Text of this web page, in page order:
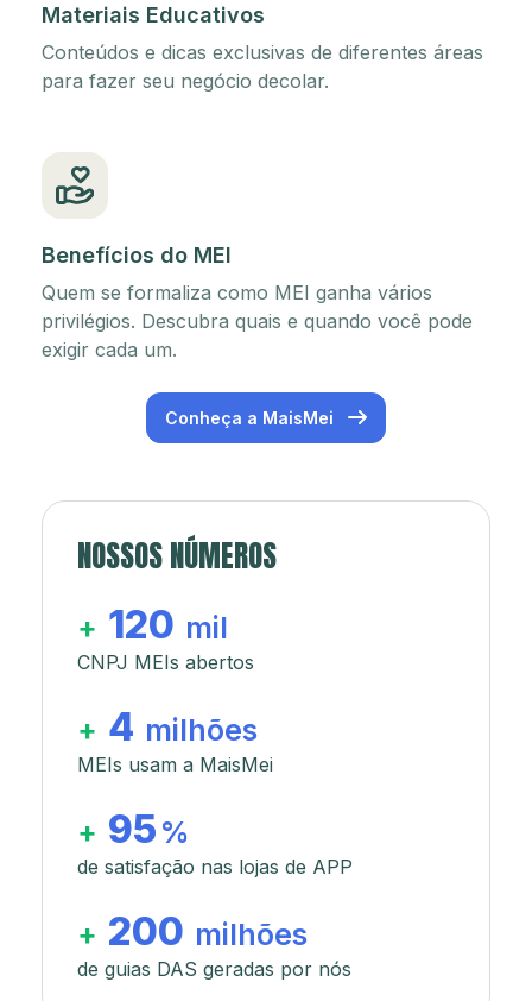
Materiais Educativos
Conteúdos e dicas exclusivas de diferentes áreas
para fazer seu negócio decolar.
Benefícios do MEI
Quem se formaliza como MEI ganha vários
privilégios. Descubra quais e quando você pode
exigir cada um.
Conheça a MaisMei
NOSSOS NÚMEROS
+ 120 mil
CNPJ MEIs abertos
+ 4 milhões
MEIs usam a MaisMei
+ 95 %
de satisfação nas lojas de APP
+ 200 milhões
de guias DAS geradas por nós